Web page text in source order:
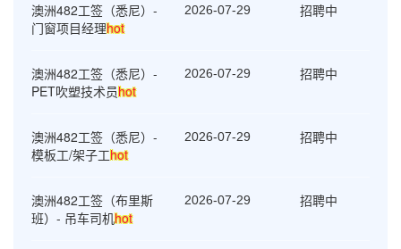
澳洲482工签（悉尼）-
门窗项目经理hot
2026-07-29 招聘中
澳洲482工签（悉尼）-
PET吹塑技术员hot
2026-07-29 招聘中
澳洲482工签（悉尼）-
模板工/架子工hot
2026-07-29 招聘中
澳洲482工签（布里斯
班）- 吊车司机hot
2026-07-29 招聘中